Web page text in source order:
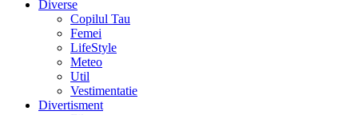
Diverse
Copilul Tau
Femei
LifeStyle
Meteo
Util
Vestimentatie
Divertisment